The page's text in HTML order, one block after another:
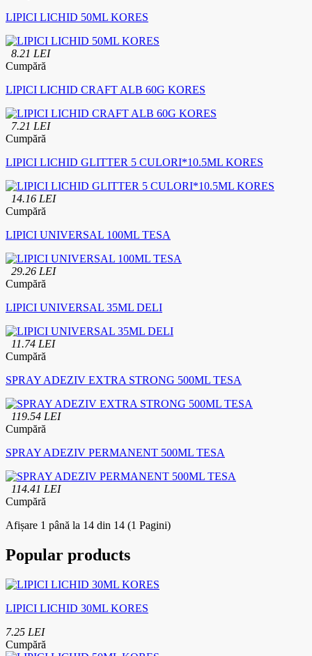
LIPICI LICHID 50ML KORES
8.21 LEI
Cumpără
LIPICI LICHID CRAFT ALB 60G KORES
7.21 LEI
Cumpără
LIPICI LICHID GLITTER 5 CULORI*10.5ML KORES
14.16 LEI
Cumpără
LIPICI UNIVERSAL 100ML TESA
29.26 LEI
Cumpără
LIPICI UNIVERSAL 35ML DELI
11.74 LEI
Cumpără
SPRAY ADEZIV EXTRA STRONG 500ML TESA
119.54 LEI
Cumpără
SPRAY ADEZIV PERMANENT 500ML TESA
114.41 LEI
Cumpără
Afișare 1 până la 14 din 14 (1 Pagini)
Popular products
LIPICI LICHID 30ML KORES
7.25 LEI
Cumpără